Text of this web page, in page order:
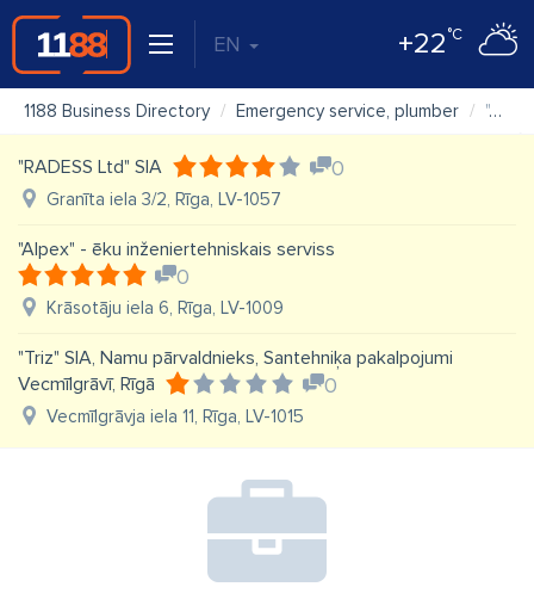
EN +22°C
1188 Business Directory Emergency service, plumber "AS System" SIA
"RADESS Ltd" SIA 0
Granīta iela 3/2, Rīga, LV-1057
"Alpex" - ēku inženiertehniskais serviss
0
Krāsotāju iela 6, Rīga, LV-1009
"Triz" SIA, Namu pārvaldnieks, Santehniķa pakalpojumi
Vecmīlgrāvī, Rīgā
0
Vecmīlgrāvja iela 11, Rīga, LV-1015